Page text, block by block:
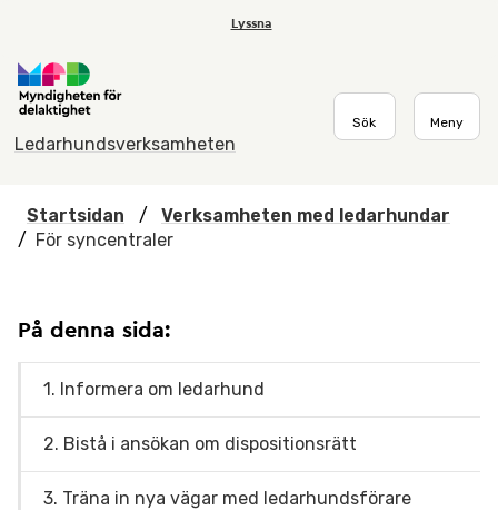
Lyssna
Ledarhundsverksamheten
Sök Meny
Startsidan /
Verksamheten med ledarhundar
/ För syncentraler
På denna sida:
1. Informera om ledarhund
2. Bistå i ansökan om dispositionsrätt
3. Träna in nya vägar med ledarhundsförare